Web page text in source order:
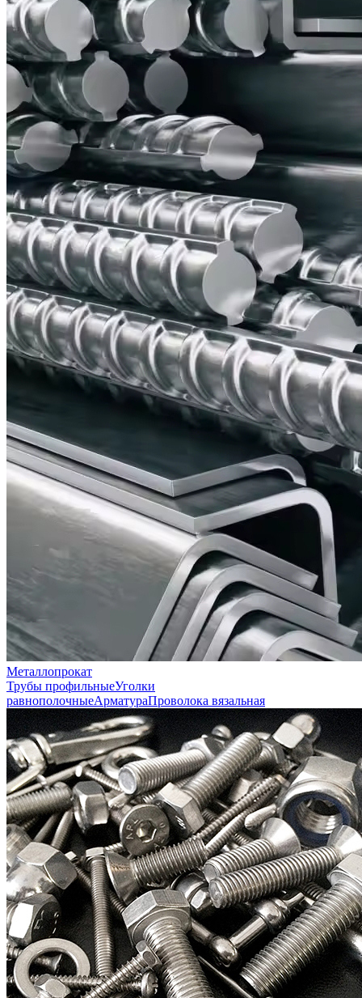
Металлопрокат
Трубы профильныеУголки
равнополочныеАрматураПроволока вязальная